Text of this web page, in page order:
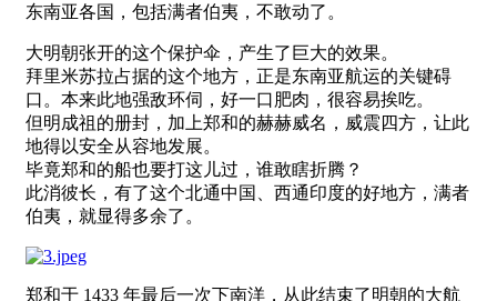
东南亚各国，包括满者伯夷，不敢动了。
大明朝张开的这个保护伞，产生了巨大的效果。
拜里米苏拉占据的这个地方，正是东南亚航运的关键碍
口。本来此地强敌环伺，好一口肥肉，很容易挨吃。
但明成祖的册封，加上郑和的赫赫威名，威震四方，让此
地得以安全从容地发展。
毕竟郑和的船也要打这儿过，谁敢瞎折腾？
此消彼长，有了这个北通中国、西通印度的好地方，满者
伯夷，就显得多余了。
郑和于 1433 年最后一次下南洋，从此结束了明朝的大航